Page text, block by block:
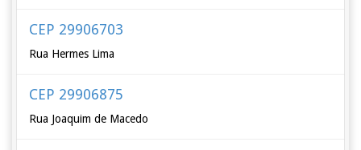
CEP 29906703
Rua Hermes Lima
CEP 29906875
Rua Joaquim de Macedo